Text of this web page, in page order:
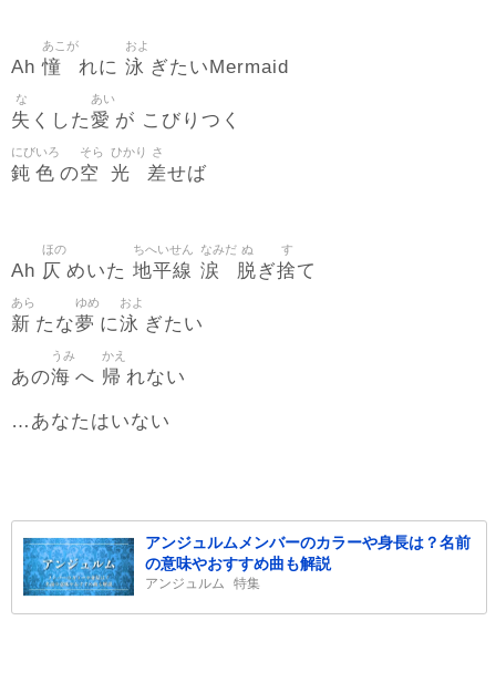
Ah憧
あこが
れに 泳
およ
ぎたいMermaid
失
な
くした愛
あい
が こびりつく
鈍
にび
色
いろ
の空
そら
光
ひかり
差
さ
せば
Ah 仄
ほの
めいた 地平線
ちへいせん
涙
なみだ
脱
ぬ
ぎ捨
す
て
新
あら
たな夢
ゆめ
に泳
およ
ぎたい
あの海
うみ
へ 帰
かえ
れない
…あなたはいない
アンジュルムメンバーのカラーや身長は？名前
の意味やおすすめ曲も解説
アンジュルム 特集